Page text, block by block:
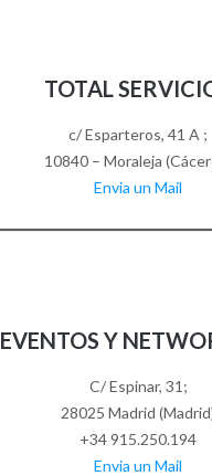
TOTAL
c/ Esparteros, 41 A ;
10840 – Moraleja
Envia un Mail
EVENTOS Y
C/ Espinar, 31;
28025 Madrid
+34 915.250.194
Envia un Mail